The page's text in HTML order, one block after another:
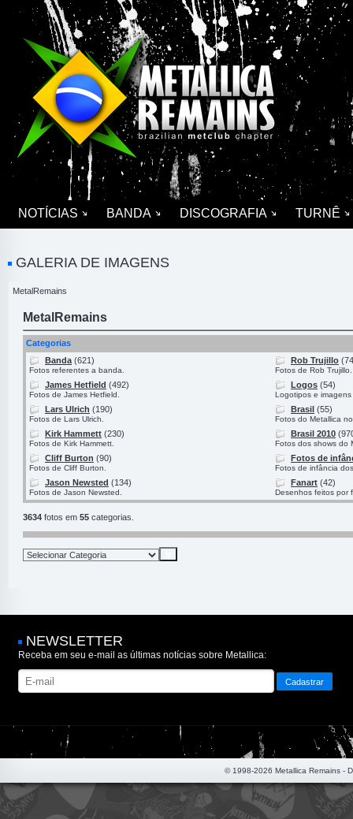
NOTÍCIAS BANDA DISCOGRAFIA TURNÊ
GALERIA DE IMAGENS
MetalRemains
MetalRemains
Categorias
Banda (621)
Fotos referentes a banda.
James Hetfield (492)
Fotos de James Hetfield.
Lars Ulrich (190)
Fotos de Lars Ulrich.
Kirk Hammett (230)
Fotos de Kirk Hammett.
Cliff Burton (90)
Fotos de Cliff Burton.
Jason Newsted (134)
Fotos de Jason Newsted.
Rob Trujillo
Fotos de Rob Trujillo.
Logos (54)
Logotipos e
Brasil (55)
Fotos do Metallica
Brasil 2010
Fotos dos shows do
Fotos de
Fotos de infância
Fanart (42)
Desenhos feitos por
3634 fotos em 55 categorias.
NEWSLETTER
Receba em seu e-mail as últimas notícias sobre Metallica:
© 1998-2026 Metallica Remains -